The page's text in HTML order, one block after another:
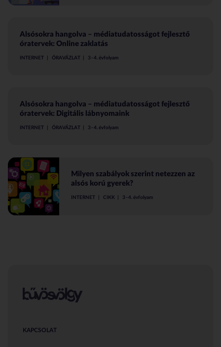
Alsósokra hangolva – médiatudatosságot fejlesztő
óratervek: Online zaklatás
INTERNET ÓRAVÁZLAT 3–4. évfolyam
Alsósokra hangolva – médiatudatosságot fejlesztő
óratervek: Digitális lábnyomaink
INTERNET ÓRAVÁZLAT 3–4. évfolyam
Milyen szabályok szerint netezzen az
alsós korú gyerek?
INTERNET CIKK 3–4. évfolyam
KAPCSOLAT